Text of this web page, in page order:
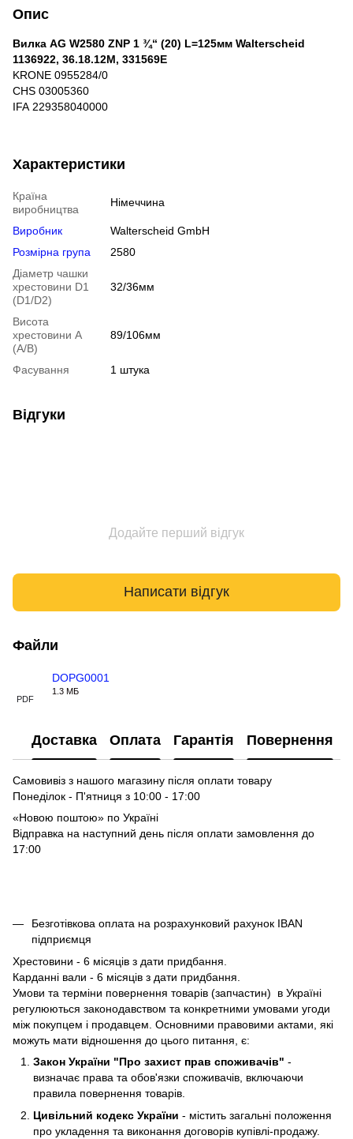
Опис
Вилка AG W2580 ZNP 1 ¾“ (20) L=125мм Walterscheid
1136922, 36.18.12M, 331569E
KRONE 0955284/0
CHS 03005360
IFA 229358040000
Характеристики
Країна
виробництва
Німеччина
Виробник
Walterscheid GmbH
Розмірна група
2580
Діаметр чашки
хрестовини D1
(D1/D2)
32/36мм
Висота
хрестовини A
(A/B)
89/106мм
Фасування 1 штука
Відгуки
Додайте перший відгук
Написати відгук
Файли
PDF
DOPG0001
1.3 МБ
Доставка Оплата Гарантія Повернення
Самовивіз з нашого магазину після оплати товару
Понеділок - П'ятниця з 10:00 - 17:00
«Новою поштою» по Україні
Відправка на наступний день після оплати замовлення до
17:00
Безготівкова оплата на розрахунковий рахунок IBAN
підприємця
Хрестовини - 6 місяців з дати придбання.
Карданні вали - 6 місяців з дати придбання.
Умови та терміни повернення товарів (запчастин) в Україні
регулюються законодавством та конкретними умовами угоди
між покупцем і продавцем. Основними правовими актами, які
можуть мати відношення до цього питання, є:
Закон України "Про захист прав споживачів" -
визначає права та обов'язки споживачів, включаючи
правила повернення товарів.
Цивільний кодекс України - містить загальні положення
про укладення та виконання договорів купівлі-продажу.